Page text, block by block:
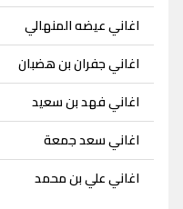
اغاني عيضه المنهالي
اغاني جفران بن هضبان
اغاني فهد بن سعيد
اغاني سعد جمعة
اغاني علي بن محمد